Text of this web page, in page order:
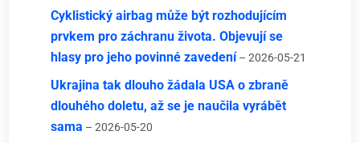
Cyklistický airbag může být rozhodujícím
prvkem pro záchranu života. Objevují se
hlasy pro jeho povinné zavedení – 2026-05-21
Ukrajina tak dlouho žádala USA o zbraně
dlouhého doletu, až se je naučila vyrábět
sama – 2026-05-20